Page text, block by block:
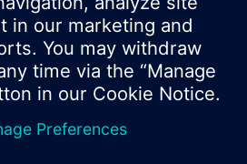
N.V. 2017
kunnen variëren per